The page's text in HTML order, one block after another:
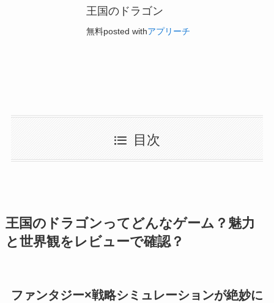
王国のドラゴン
無料posted withアプリーチ
目次
王国のドラゴンってどんなゲーム？魅力
と世界観をレビューで確認？
ファンタジー×戦略シミュレーションが絶妙に